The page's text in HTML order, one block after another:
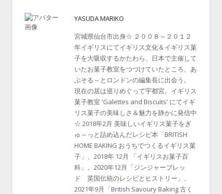
YASUDA MARIKO
宮城県仙台市出身☆ ２００８～２０１２
年イギリスにてイギリス文化＆イギリス菓
子を大吸収するかたわら、日本で主催して
いたお菓子教室をつづけていたところ、あ
ぶそる～とロンドンの編集長に出会う。
現在の居は巡りめぐって宇都宮。イギリス
菓子教室 'Galettes and Biscuits' にてイギ
リス菓子の美味しさ＆魅力を静かに発信中
☆ 2018年2月 美味しいイギリス菓子をぎ
ゅ～っと詰め込んだレシピ本「BRITISH
HOME BAKING おうちでつくるイギリス菓
子」、2018年 12月 「イギリスお菓子百
科」。2020年12月「ジンジャーブレッ
ド 英国伝統のレシピとヒストリー」、
2021年9月「British Savoury Baking 古く